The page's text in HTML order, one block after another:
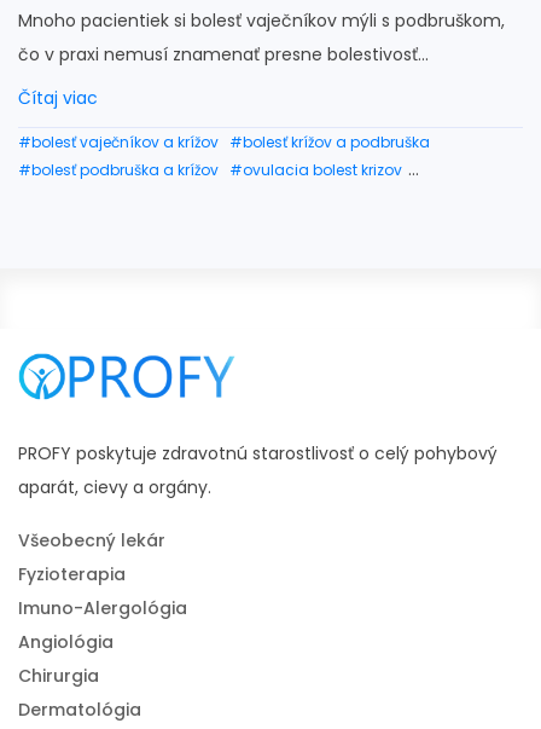
Mnoho pacientiek si bolesť vaječníkov mýli s podbruškom,
čo v praxi nemusí znamenať presne bolestivosť...
Čítaj viac
#bolesť vaječníkov a krížov #bolesť krížov a podbruška
#bolesť podbruška a krížov #ovulacia bolest krizov
PROFY poskytuje zdravotnú starostlivosť o celý pohybový
aparát, cievy a orgány.
Všeobecný lekár
Fyzioterapia
Imuno-Alergológia
Angiológia
Chirurgia
Dermatológia